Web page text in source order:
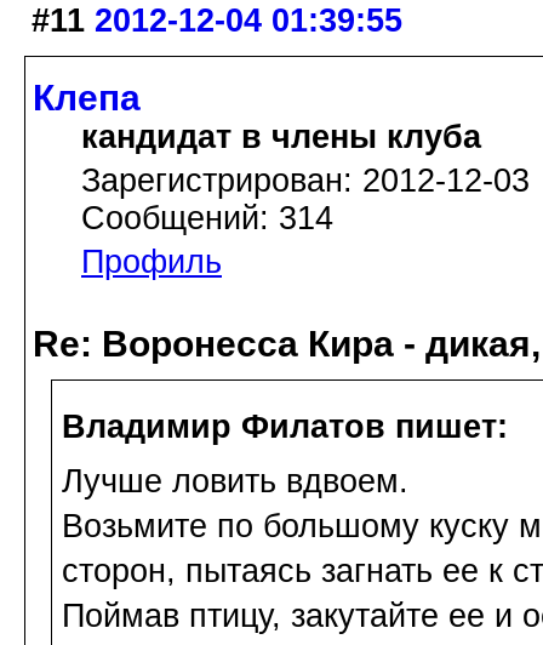
#11 2012-12-04 01:39:55
Клепа
кандидат в члены клуба
Зарегистрирован: 2012-12-03
Сообщений: 314
Профиль
Re: Воронесса Кира -
Владимир Филатов пишет:
Лучше ловить вдвоем.
Возьмите по большому куску
сторон, пытаясь загнать ее к
Поймав птицу, закутайте ее и